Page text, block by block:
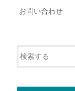
お問い合わせ